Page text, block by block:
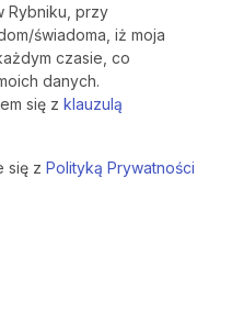
Rybniku, przy
świadoma, iż moja
czasie, co
danych.
się z klauzulą
się z Polityką Prywatności